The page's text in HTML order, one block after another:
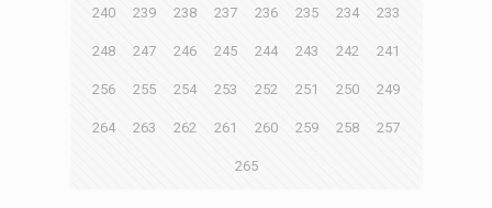
233
234
235
236
237
238
239
240
241
242
243
244
245
246
247
248
249
250
251
252
253
254
255
256
257
258
259
260
261
262
263
264
265